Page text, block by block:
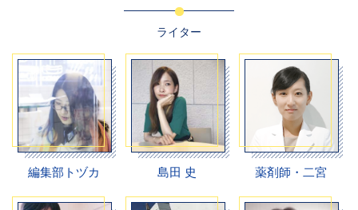
ライター
編集部トヅカ 島田 史 薬剤師・二宮